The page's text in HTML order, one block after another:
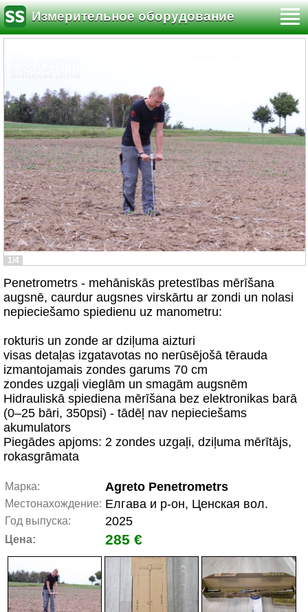
Измерительное оборудование
1/4
Penetrometrs - mehāniskās pretestības mērīšana
augsnē, caurdur augsnes virskārtu ar zondi un nolasi
nepieciešamo spiedienu uz manometru:
rokturis un zonde ar dziļuma aizturi
visas detaļas izgatavotas no nerūsējošā tērauda
izmantojamais zondes garums 70 cm
zondes uzgaļi vieglām un smagām augsnēm
Hidrauliskā spiediena mērīšana bez elektronikas barā
(0–25 bāri, 350psi) - tādēļ nav nepieciešams
akumulators
Piegādes apjoms: 2 zondes uzgaļi, dziļuma mērītājs,
rokasgrāmata
Марка: Agreto Penetrometrs
Местонахождение: Елгава и р-он, Ценская вол.
Год выпуска: 2025
Цена: 285 €